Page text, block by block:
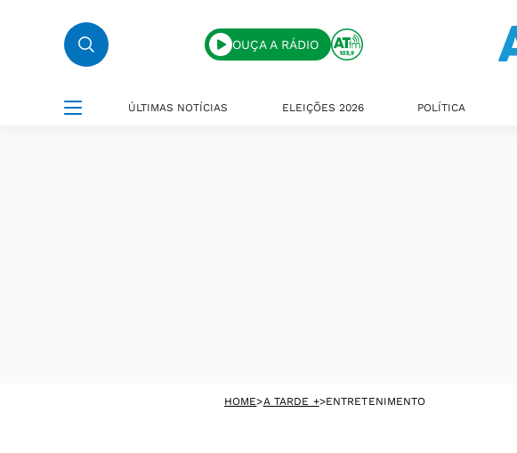
OUÇA A RÁDIO
ÚLTIMAS NOTÍCIAS ELEIÇÕES 2026 POLÍTICA
HOME>A TARDE +>ENTRETENIMENTO